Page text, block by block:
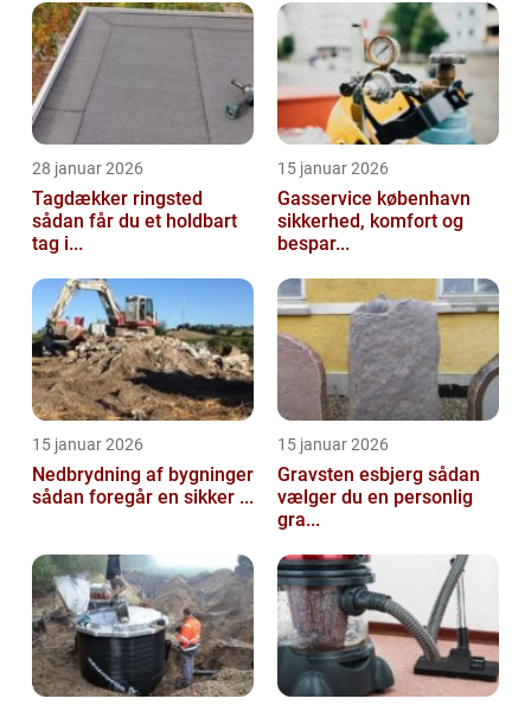
28 januar 2026
Tagdækker ringsted
sådan får du et holdbart
tag i...
15 januar 2026
Gasservice københavn
sikkerhed, komfort og
bespar...
15 januar 2026
Nedbrydning af bygninger
sådan foregår en sikker ...
15 januar 2026
Gravsten esbjerg sådan
vælger du en personlig
gra...